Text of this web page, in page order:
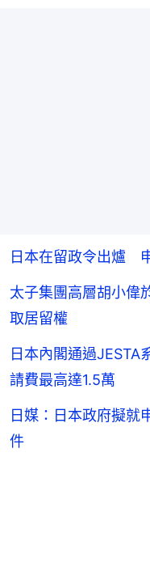
日本在留政令出爐
太子集團高層胡小
取居留權
日本內閣通過
請費最高達1.5萬
日媒：日本政府擬就
件